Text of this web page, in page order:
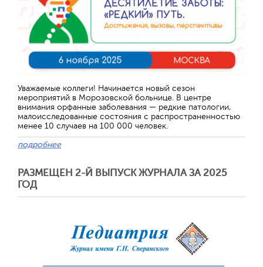
Уважаемые коллеги! Начинается новый сезон
мероприятий в Морозовской больнице. В центре
внимания орфанные заболевания — редкие патологии,
малоисследованные состояния с распространенностью
менее 10 случаев на 100 000 человек.
подробнее
РАЗМЕЩЕН 2-Й ВЫПУСК ЖУРНАЛА ЗА 2025
ГОД